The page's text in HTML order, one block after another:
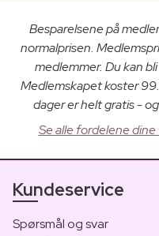
Besparelsene på
normalprisen.
medlemmer. Du kan
Medlemskapet koster
dager er helt gratis -
Se alle fordelene
Kundeservice
Spørsmål og svar